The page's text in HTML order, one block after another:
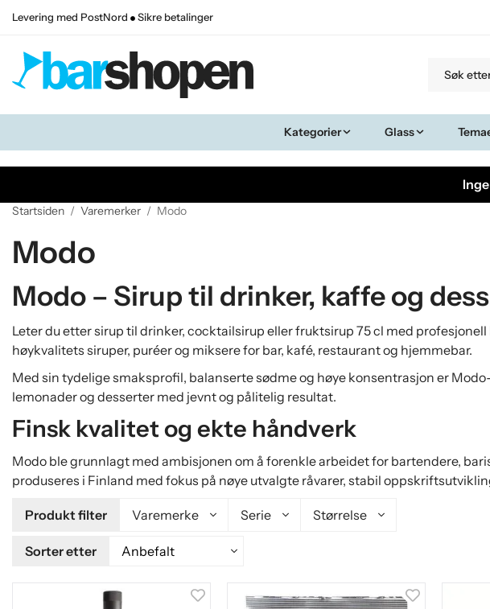
Levering med PostNord Sikre betalinger
Kategorier Glass
Startsiden / Varemerker / Modo
Modo
Modo – Sirup til drinker, kaffe og
Leter du etter sirup til drinker, cocktailsirup eller fruktsirup 75 cl med
høykvalitets siruper, puréer og miksere for bar, kafé, restaurant og hjemmebar.
Med sin tydelige smaksprofil, balanserte sødme og høye konsentrasjon er
lemonader og desserter med jevnt og pålitelig resultat.
Finsk kvalitet og ekte håndverk
Modo ble grunnlagt med ambisjonen om å forenkle arbeidet for bartendere,
produseres i Finland med fokus på nøye utvalgte råvarer, stabil
Produkt filter Varemerke Serie Størrelse
Sorter etter